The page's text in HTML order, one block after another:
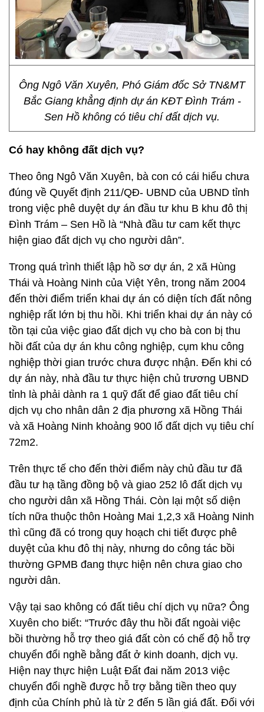
Ông Ngô Văn Xuyên, Phó Giám đốc Sở TN&MT
Bắc Giang khẳng định dự án KĐT Đình Trám -
Sen Hồ không có tiêu chí đất dịch vụ.
Có hay không đất dịch vụ?
Theo ông Ngô Văn Xuyên, bà con có cái hiểu chưa
đúng về Quyết định 211/QĐ- UBND của UBND tỉnh
trong việc phê duyệt dự án đầu tư khu B khu đô thị
Đình Trám – Sen Hồ là “Nhà đầu tư cam kết thực
hiện giao đất dịch vụ cho người dân”.
Trong quá trình thiết lập hồ sơ dự án, 2 xã Hùng
Thái và Hoàng Ninh của Việt Yên, trong năm 2004
đến thời điểm triển khai dự án có diện tích đất nông
nghiệp rất lớn bị thu hồi. Khi triển khai dự án này có
tồn tại của việc giao đất dịch vụ cho bà con bị thu
hồi đất của dự án khu công nghiệp, cụm khu công
nghiệp thời gian trước chưa được nhận. Đến khi có
dự án này, nhà đầu tư thực hiện chủ trương UBND
tỉnh là phải dành ra 1 quỹ đất để giao đất tiêu chí
dịch vụ cho nhân dân 2 địa phương xã Hồng Thái
và xã Hoàng Ninh khoảng 900 lố đất dịch vụ tiêu chí
72m2.
Trên thực tế cho đến thời điểm này chủ đầu tư đã
đầu tư hạ tầng đồng bộ và giao 252 lô đất dịch vụ
cho người dân xã Hồng Thái. Còn lại một số diện
tích nữa thuộc thôn Hoàng Mai 1,2,3 xã Hoàng Ninh
thì cũng đã có trong quy hoạch chi tiết được phê
duyệt của khu đô thị này, nhưng do công tác bồi
thường GPMB đang thực hiện nên chưa giao cho
người dân.
Vậy tại sao không có đất tiêu chí dịch vụ nữa? Ông
Xuyên cho biết: “Trước đây thu hồi đất ngoài việc
bồi thường hỗ trợ theo giá đất còn có chế độ hỗ trợ
chuyển đổi nghề bằng đất ở kinh doanh, dịch vụ.
Hiện nay thực hiện Luật Đất đai năm 2013 việc
chuyển đổi nghề được hỗ trợ bằng tiền theo quy
định của Chính phủ là từ 2 đến 5 lần giá đất. Đối với